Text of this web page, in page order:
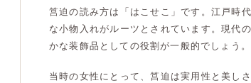
筥迫の読み方は「はこせこ」です。江戸時
な小物入れがルーツとされています。現代
かな装飾品としての役割が一般的でしょう。
当時の女性にとって、筥迫は実用性と美し